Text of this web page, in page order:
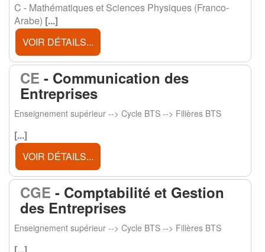
C - Mathématiques et Sciences Physiques (Franco-
Arabe) [...]
VOIR DÉTAILS...
CE - Communication des
Entreprises
Enseignement supérieur --> Cycle BTS --> Filières BTS
[...]
VOIR DÉTAILS...
CGE - Comptabilité et Gestion
des Entreprises
Enseignement supérieur --> Cycle BTS --> Filières BTS